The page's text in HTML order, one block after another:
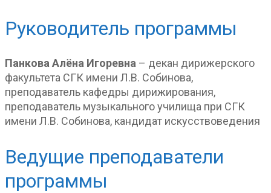
Руководитель программы
Панкова Алёна Игоревна – декан дирижерского
факультета СГК имени Л.В. Собинова,
преподаватель кафедры дирижирования,
преподаватель музыкального училища при СГК
имени Л.В. Собинова, кандидат искусствоведения
Ведущие преподаватели
программы